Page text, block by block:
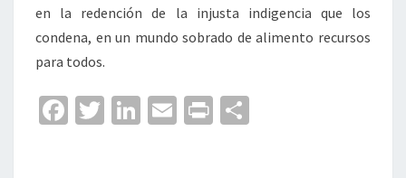
en la redención de la injusta indigencia que los
condena, en un mundo sobrado de alimento recursos
para todos.
Fa T
Li
E
Pr